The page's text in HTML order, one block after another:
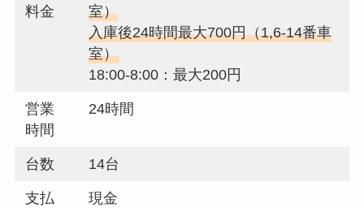
料金
室）
入庫後24時間最大700円（1,6-14番車
室）
18:00-8:00：最大200円
営業
時間
24時間
台数 14台
支払
現金